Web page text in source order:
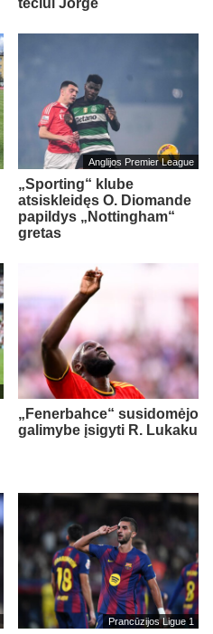
tėčiui Jorge
Anglijos Premier League
„Sporting“ klube
atsiskleidęs O. Diomande
papildys „Nottingham“
gretas
„Fenerbahce“ susidomėjo
galimybe įsigyti R. Lukaku
Prancūzijos Ligue 1